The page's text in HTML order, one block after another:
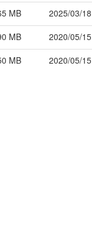
MB
2025/03/18
MB
2020/05/15
MB 2020/05/15